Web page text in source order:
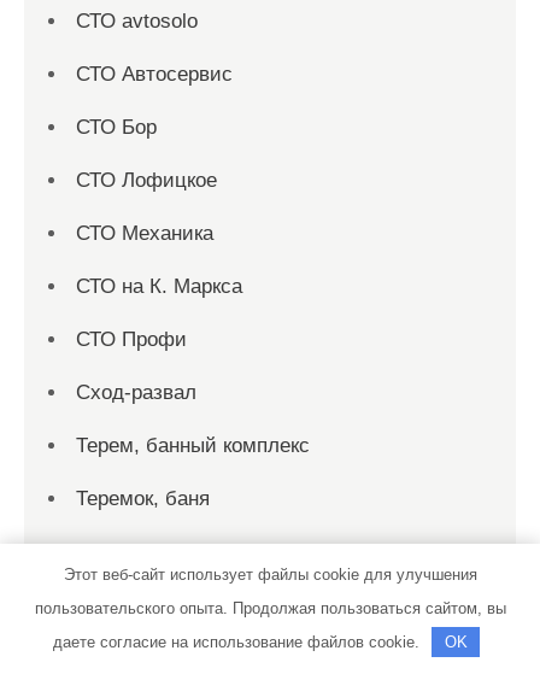
СТО avtosolo
СТО Автосервис
СТО Бор
СТО Лофицкое
СТО Механика
СТО на К. Маркса
СТО Профи
Сход-развал
Терем, банный комплекс
Теремок, баня
Теремок, баня
Территория первых, сауна
Технопарк, автотехцентр для корейских,
Этот веб-сайт использует файлы cookie для улучшения
пользовательского опыта. Продолжая пользоваться сайтом, вы
даете согласие на использование файлов cookie.
OK